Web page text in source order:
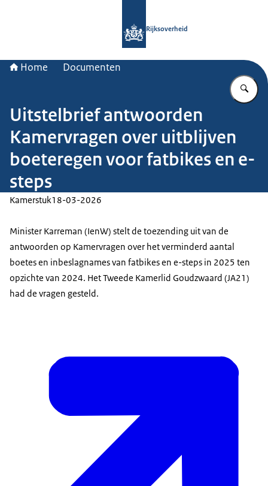
Rijksoverheid
Home Documenten
Uitstelbrief antwoorden
Kamervragen over uitblijven
boeteregen voor fatbikes en e-
steps
Kamerstuk18-03-2026
Minister Karreman (IenW) stelt de toezending uit van de
antwoorden op Kamervragen over het verminderd aantal
boetes en inbeslagnames van fatbikes en e-steps in 2025 ten
opzichte van 2024. Het Tweede Kamerlid Goudzwaard (JA21)
had de vragen gesteld.